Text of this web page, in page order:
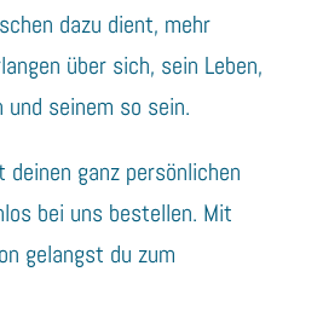
dazu dient, mehr
über sich, sein Leben,
und seinem so sein.
ganz persönlichen
bei uns bestellen. Mit
gelangst du zum